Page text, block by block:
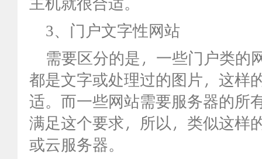
3、门户文字性网站
需要区分的是，一些门户类的
都是文字或处理过的图片，这样
适。而一些网站需要服务器的所
满足这个要求，所以，类似这样
或云服务器。